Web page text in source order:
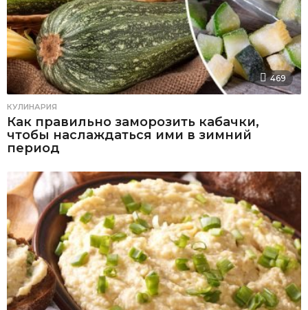
469
КУЛИНАРИЯ
Как правильно заморозить кабачки,
чтобы наслаждаться ими в зимний
период